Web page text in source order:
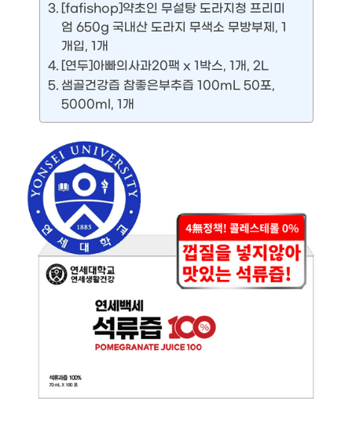
[fafishop]약초인 무설탕 도라지청 프리미
엄 650g 국내산 도라지 무색소 무방부제, 1
개입, 1개
[연두]아빠의사과20팩 x 1박스, 1개, 2L
샘골건강즙 참좋은부추즙 100mL 50포,
5000ml, 1개